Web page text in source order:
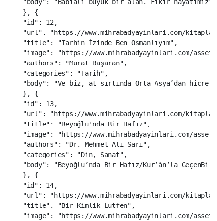
"body" : "Bâbıâli büyük bir alan. Fikir
},
{
"id " : 12 ,
"url " : "https://www.mihrabadyayinlari.com/
"title" : "Tarhin İzinde Ben Osmanlıyım" ,
"image" : "https://www.mihrabadyayinlari.com/
"authors" : "Murat Başaran" ,
"categories" : "Tarih" ,
"body" : "Ve biz, at sırtında Orta Asya’dan
},
{
"id " : 13,
"url " : "https://www.mihrabadyayinlari.com/
"title" : "Beyoğlu'nda Bir Hafız" ,
"image" : "https://www.mihrabadyayinlari.com/
"authors" : "Dr. Mehmet Ali Sarı " ,
"categories" : "Din, Sanat" ,
"body" : "Beyoğlu’nda Bir Hafız/Kur’ân’la
},
{
"id " : 14,
"url " : "https://www.mihrabadyayinlari.com/
"title" : "Bir Kimlik Lütfen" ,
"image" : "https://www.mihrabadyayinlari.com/